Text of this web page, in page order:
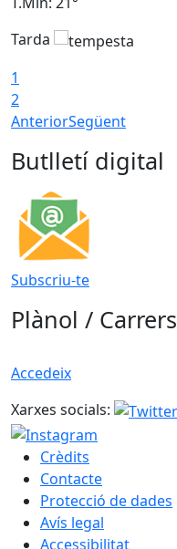
Tarda
1
2
AnteriorSegüent
Butlletí digital
Subscriu-te
Plànol / Carrers
Accedeix
Xarxes socials:
Crèdits
Contacte
Protecció de dades
Avís legal
Accessibilitat